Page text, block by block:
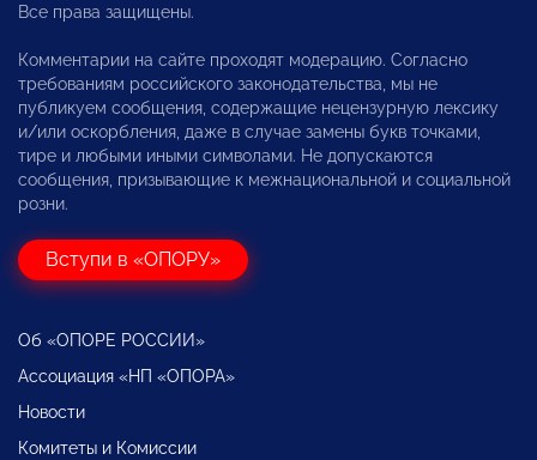
Все права защищены.
Комментарии на сайте проходят модерацию. Согласно
требованиям российского законодательства, мы не
публикуем сообщения, содержащие нецензурную лексику
и/или оскорбления, даже в случае замены букв точками,
тире и любыми иными символами. Не допускаются
сообщения, призывающие к межнациональной и социальной
розни.
Вступи в «ОПОРУ»
Об «ОПОРЕ РОССИИ»
Ассоциация «НП «ОПОРА»
Новости
Комитеты и Комиссии